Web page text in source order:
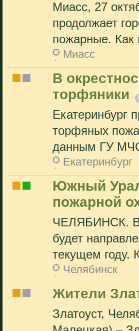
Миасс, 27
продолжает
пожарные. Как
Миасс
В
торфяники
Екатеринбург
торфяных
данным ГУ
Екатеринбург
Южный
пожарной
ЧЕЛЯБИНСК. В
будет
текущем году.
Челябинск
Жители
Златоуст,